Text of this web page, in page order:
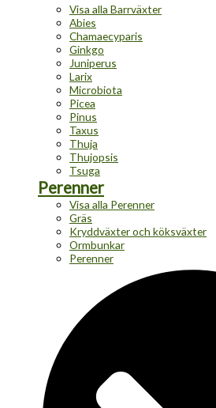
Visa alla Barrväxter
Abies
Chamaecyparis
Ginkgo
Juniperus
Larix
Microbiota
Picea
Pinus
Taxus
Thuja
Thujopsis
Tsuga
Perenner
Visa alla Perenner
Gräs
Kryddväxter och köksväxter
Ormbunkar
Perenner